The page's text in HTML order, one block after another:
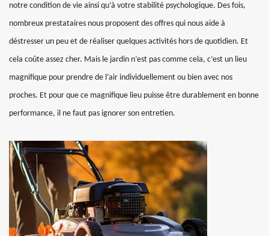
notre condition de vie ainsi qu’à votre stabilité psychologique. Des fois,
nombreux prestataires nous proposent des offres qui nous aide à
déstresser un peu et de réaliser quelques activités hors de quotidien. Et
cela coûte assez cher. Mais le jardin n’est pas comme cela, c’est un lieu
magnifique pour prendre de l’air individuellement ou bien avec nos
proches. Et pour que ce magnifique lieu puisse être durablement en bonne
performance, il ne faut pas ignorer son entretien.